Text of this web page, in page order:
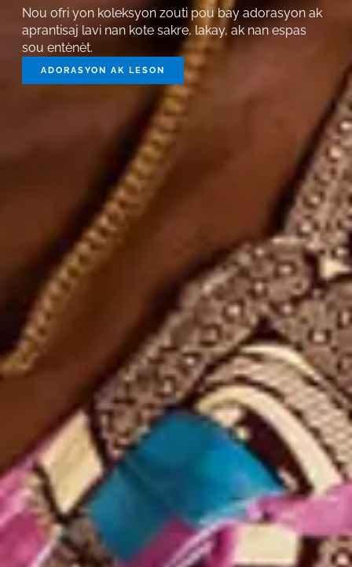
Nou ofri yon koleksyon zouti pou bay adorasyon ak
aprantisaj lavi nan kote sakre, lakay, ak nan espas
sou entènèt.
ADORASYON AK LESON